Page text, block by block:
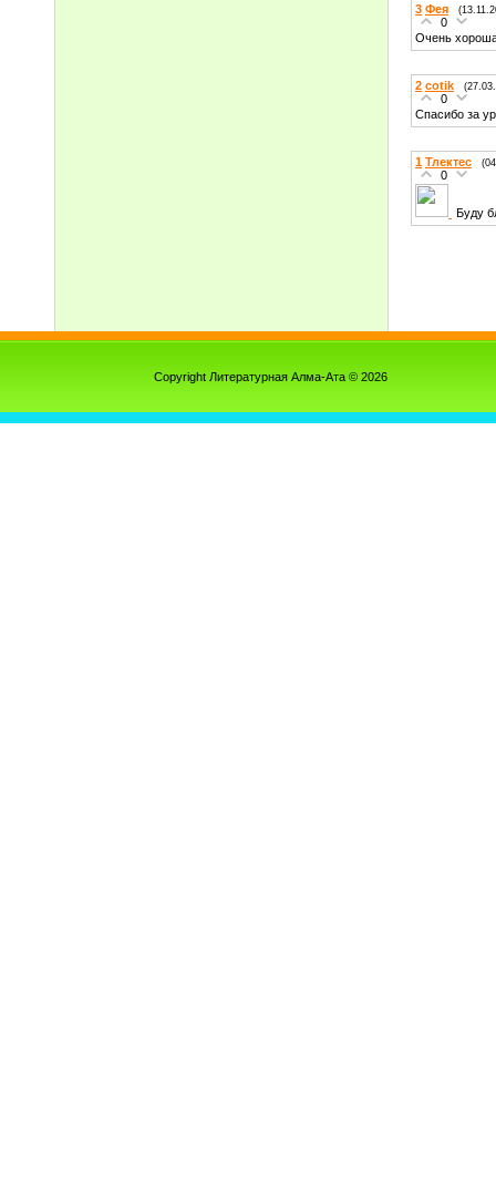
3 Фея
0
Очень
2 cotik
0
Спасибо за
1 Тлектес
0
Буду
Copyright Литературная Алма-Ата © 2026